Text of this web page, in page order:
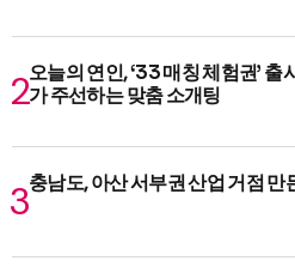
오늘의 연인, ‘33 매칭 체험권’
가 주선하는 맞춤 소개팅
충남도, 아산 서부권 산업 거점 만